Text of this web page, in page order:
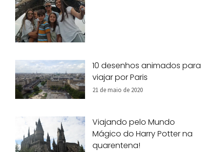
10 desenhos animados para
viajar por Paris
21 de maio de 2020
Viajando pelo Mundo
Mágico do Harry Potter na
quarentena!